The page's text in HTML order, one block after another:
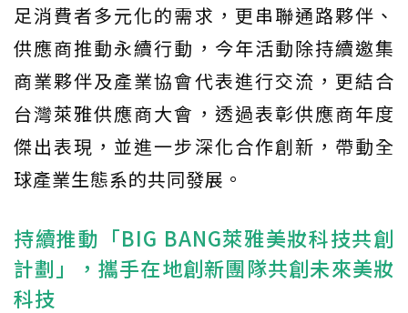
足消費者多元化的需求，更串聯通路夥伴、
供應商推動永續行動，今年活動除持續邀集
商業夥伴及產業協會代表進行交流，更結合
台灣萊雅供應商大會，透過表彰供應商年度
傑出表現，並進一步深化合作創新，帶動全
球產業生態系的共同發展。
持續推動「BIG BANG萊雅美妝科技共創
計劃」，攜手在地創新團隊共創未來美妝
科技